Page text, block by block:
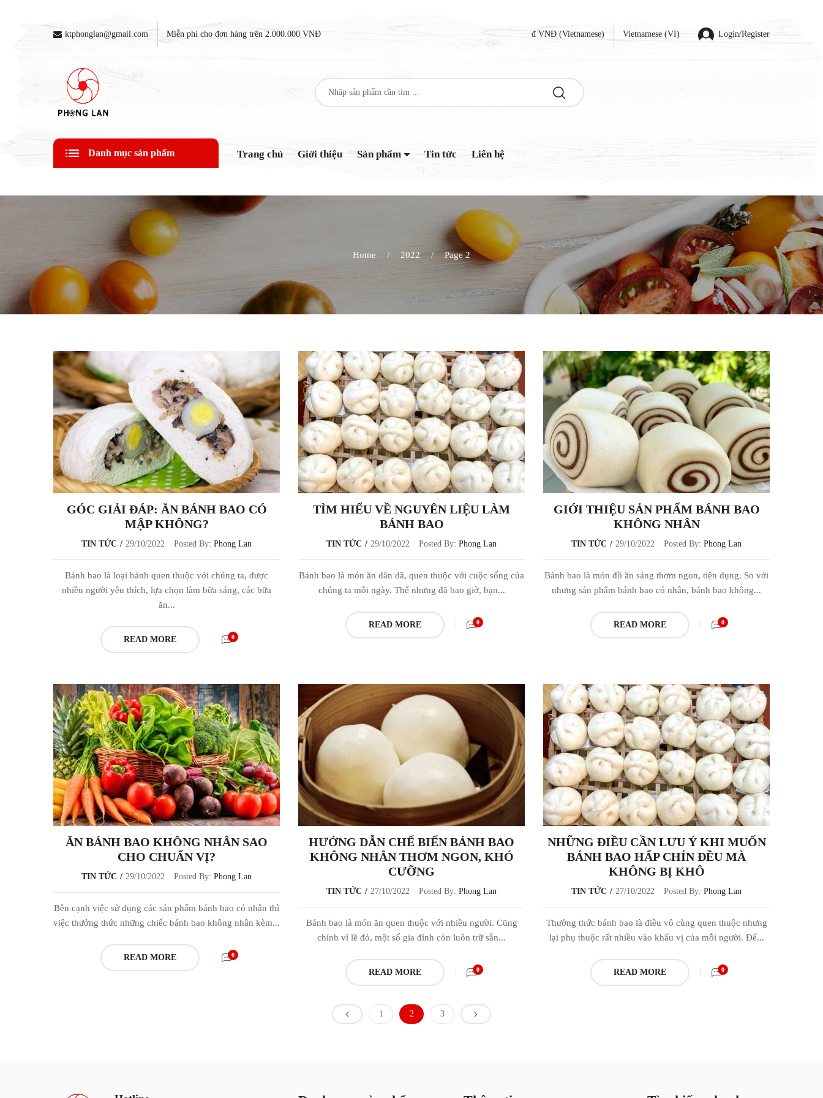
ktphonglan@gmail.com Miễn phí cho đơn hàng trên 2.000.000 VNĐ đ VNĐ (Vietnamese) Vietnamese (VI) Login/Register
Danh mục sản phẩm Trang chủ Giới thiệu Sản phẩm Tin tức Liên hệ
Home 2022 Page 2
GÓC GIẢI ĐÁP: ĂN BÁNH BAO CÓ
MẬP KHÔNG?
TIN TỨC 29/10/2022 Posted By: Phong Lan
Bánh bao là loại bánh quen thuộc với chúng ta, được
nhiều người yêu thích, lựa chọn làm bữa sáng, các bữa
ăn...
READ MORE 0
TÌM HIỂU VỀ NGUYÊN LIỆU LÀM
BÁNH BAO
TIN TỨC 29/10/2022 Posted By: Phong Lan
Bánh bao là món ăn dân dã, quen thuộc với cuộc sống của
chúng ta mỗi ngày. Thế nhưng đã bao giờ, bạn...
READ MORE 0
GIỚI THIỆU SẢN PHẨM BÁNH BAO
KHÔNG NHÂN
TIN TỨC 29/10/2022 Posted By: Phong Lan
Bánh bao là món đồ ăn sáng thơm ngon, tiện dụng. So với
nhưng sản phẩm bánh bao có nhân, bánh bao không...
READ MORE 0
ĂN BÁNH BAO KHÔNG NHÂN SAO
CHO CHUẨN VỊ?
TIN TỨC 29/10/2022 Posted By: Phong Lan
Bên cạnh việc sử dụng các sản phẩm bánh bao có nhân thì
việc thưởng thức những chiếc bánh bao không nhân kèm...
READ MORE 0
HƯỚNG DẪN CHẾ BIẾN BÁNH BAO
KHÔNG NHÂN THƠM NGON, KHÓ
CƯỠNG
TIN TỨC 27/10/2022 Posted By: Phong Lan
Bánh bao là món ăn quen thuộc với nhiều người. Cũng
chính vì lẽ đó, một số gia đình còn luôn trữ sẵn...
READ MORE 0
NHỮNG ĐIỀU CẦN LƯU Ý KHI MUỐN
BÁNH BAO HẤP CHÍN ĐỀU MÀ
KHÔNG BỊ KHÔ
TIN TỨC 27/10/2022 Posted By: Phong Lan
Thưởng thức bánh bao là điều vô cùng quen thuộc nhưng
lại phụ thuộc rất nhiều vào khẩu vị của mỗi người. Để...
READ MORE 0
1 2 3